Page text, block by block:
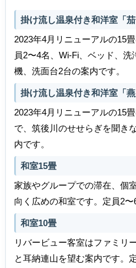
掛け流し温泉付き和洋室「茄
2023年4月リニューアルの15
員2〜4名、Wi-Fi、ベッド、
機、洗面台2台の案内です。
掛け流し温泉付き和洋室「燕
2023年4月リニューアルの15
で、筑後川のせせらぎを聞き
内です。
和室15畳
家族やグループでの滞在、個
向く広めの和室です。定員2〜
和室10畳
リバービュー客室はファミリ
と耳納連山を望む案内です。